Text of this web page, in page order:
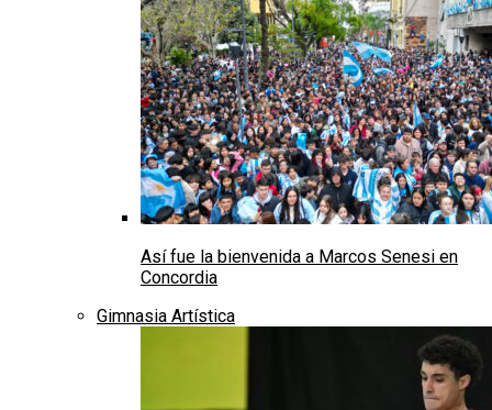
Así fue la bienvenida a Marcos Senesi en
Concordia
Gimnasia Artística